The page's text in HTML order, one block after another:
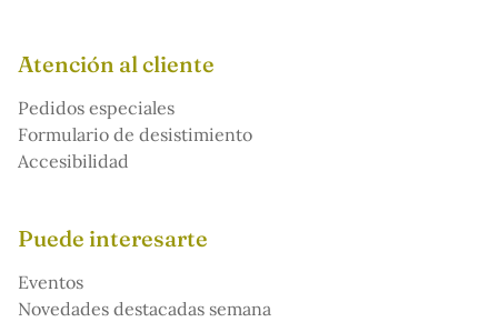
Atención al cliente
Pedidos especiales
Formulario de desistimiento
Accesibilidad
Puede interesarte
Eventos
Novedades destacadas semana